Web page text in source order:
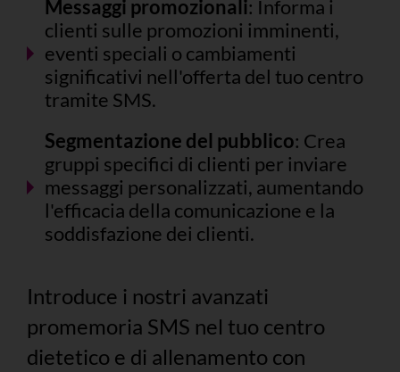
Messaggi promozionali: Informa i
clienti sulle promozioni imminenti,
eventi speciali o cambiamenti
significativi nell'offerta del tuo centro
tramite SMS.
Segmentazione del pubblico: Crea
gruppi specifici di clienti per inviare
messaggi personalizzati, aumentando
l'efficacia della comunicazione e la
soddisfazione dei clienti.
Introduce i nostri avanzati
promemoria SMS nel tuo centro
dietetico e di allenamento con